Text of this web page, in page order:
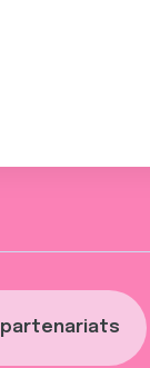
partenariats